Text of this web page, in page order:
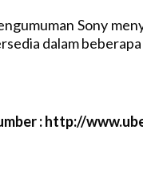
Sony
dalam
: http://